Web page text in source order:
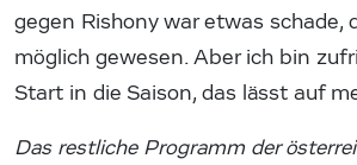
gegen Rishony war etwas schade,
möglich gewesen. Aber ich bin
Start in die Saison, das lässt auf
Das restliche Programm der